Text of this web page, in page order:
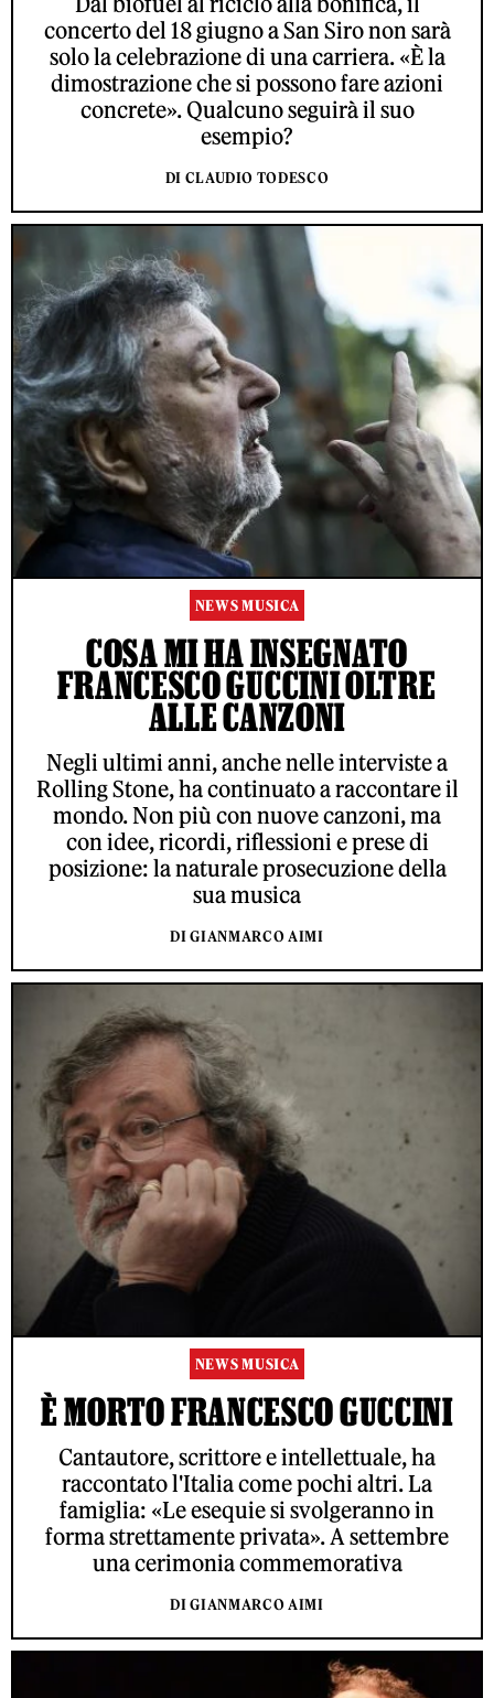
concerto del 18 giugno a San Siro non sarà
solo la celebrazione di una carriera. «È la
dimostrazione che si possono fare azioni
concrete». Qualcuno seguirà il suo
esempio?
DI CLAUDIO TODESCO
NEWS MUSICA
COSA MI HA INSEGNATO
FRANCESCO GUCCINI OLTRE
ALLE CANZONI
Negli ultimi anni, anche nelle interviste a
Rolling Stone, ha continuato a raccontare il
mondo. Non più con nuove canzoni, ma
con idee, ricordi, riflessioni e prese di
posizione: la naturale prosecuzione della
sua musica
DI GIANMARCO AIMI
NEWS MUSICA
È MORTO FRANCESCO GUCCINI
Cantautore, scrittore e intellettuale, ha
raccontato l'Italia come pochi altri. La
famiglia: «Le esequie si svolgeranno in
forma strettamente privata». A settembre
una cerimonia commemorativa
DI GIANMARCO AIMI